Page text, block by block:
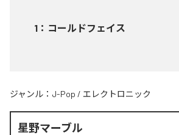
1 ： コールドフェイス
ジャンル： J-Pop / エレクトロニック
星野マーブル